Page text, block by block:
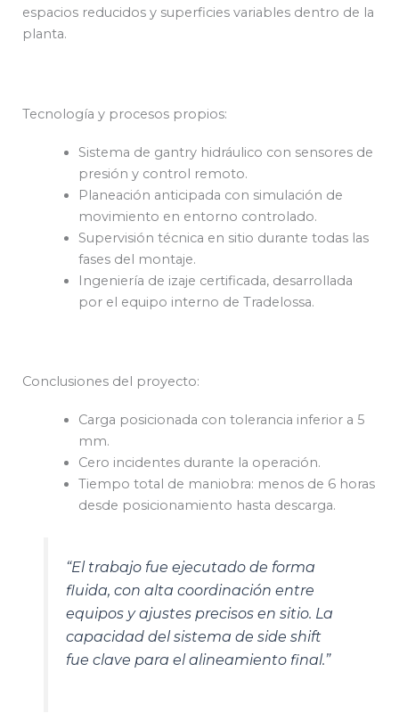
espacios reducidos y superficies variables dentro de la
planta.
Tecnología y procesos propios:
Sistema de gantry hidráulico con sensores de
presión y control remoto.
Planeación anticipada con simulación de
movimiento en entorno controlado.
Supervisión técnica en sitio durante todas las
fases del montaje.
Ingeniería de izaje certificada, desarrollada
por el equipo interno de Tradelossa.
Conclusiones del proyecto:
Carga posicionada con tolerancia inferior a 5
mm.
Cero incidentes durante la operación.
Tiempo total de maniobra: menos de 6 horas
desde posicionamiento hasta descarga.
“El trabajo fue ejecutado de forma
fluida, con alta coordinación entre
equipos y ajustes precisos en sitio. La
capacidad del sistema de side shift
fue clave para el alineamiento final.”